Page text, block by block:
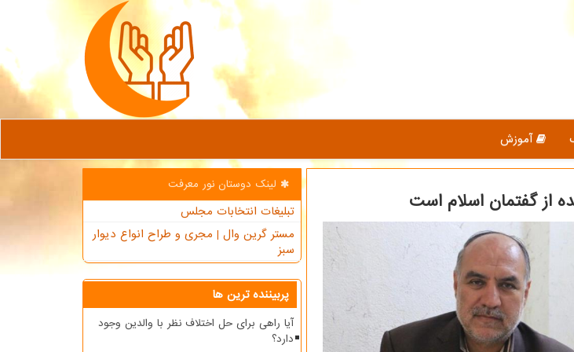
آموزش
از گفتمان اسلام است
لینک دوستان نور معرفت
تبلیغات انتخابات مجلس
مستر گرین وال | مجری و طراح انواع دیوار
سبز
پربیننده ترین ها
آیا راهی برای حل اختلاف نظر با والدین وجود
دارد؟